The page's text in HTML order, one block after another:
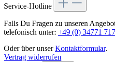
Service-Hotline
Falls Du Fragen zu unseren
telefonisch unter: +49 (0) 34771
Oder über unserKontaktformular.
Vertrag widerrufen